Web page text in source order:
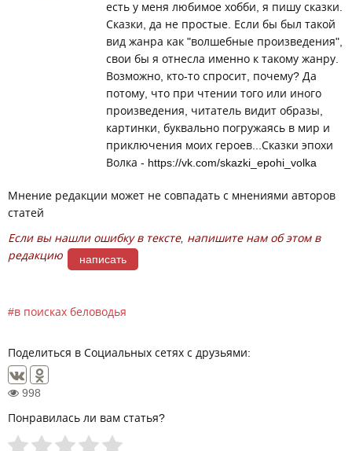
есть у меня любимое хобби, я пишу сказки.
Сказки, да не простые. Если бы был такой
вид жанра как "волшебные произведения",
свои бы я отнесла именно к такому жанру.
Возможно, кто-то спросит, почему? Да
потому, что при чтении того или иного
произведения, читатель видит образы,
картинки, буквально погружаясь в мир и
приключения моих героев...Сказки эпохи
Волка - https://vk.com/skazki_epohi_volka
Мнение редакции может не совпадать с мнениями авторов
статей
Если вы нашли ошибку в тексте, напишите нам об этом в
редакцию
написать
в поисках беловодья
Поделиться в Социальных сетях с друзьями:
998
Понравилась ли вам статья?